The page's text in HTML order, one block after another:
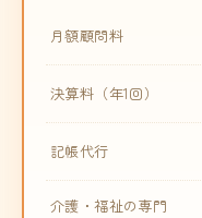
月額顧問料
決算料（年1回）
記帳代行
介護・福祉の専門